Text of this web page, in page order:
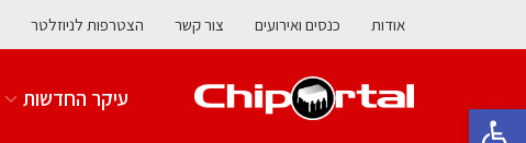
פתח סרגל נגישות
אודות כנסים ואירועים צור קשר הצטרפות לניוזלטר
עיקר החדשות